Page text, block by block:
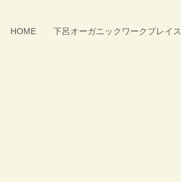
HOME 下呂オーガニックワークプレイス